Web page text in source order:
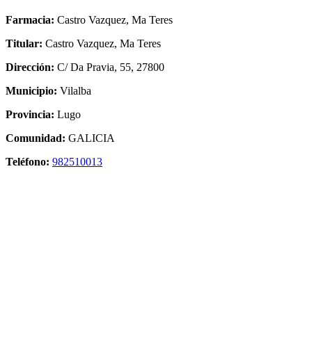
Farmacia: Castro Vazquez, Ma Teres
Titular: Castro Vazquez, Ma Teres
Dirección: C/ Da Pravia, 55, 27800
Municipio: Vilalba
Provincia: Lugo
Comunidad: GALICIA
Teléfono: 982510013